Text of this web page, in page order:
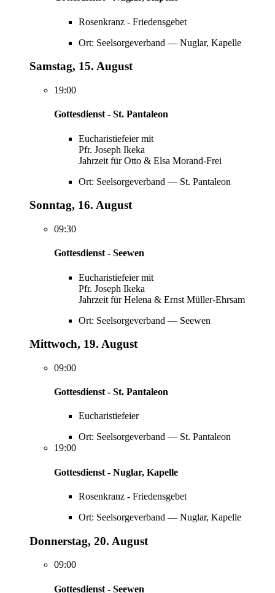
Rosenkranz - Friedensgebet
Ort: Seelsorgeverband — Nuglar, Kapelle
Samstag, 15. August
19:00
Gottesdienst - St. Pantaleon
Eucharistiefeier mit
Pfr. Joseph Ikeka
Jahrzeit für Otto & Elsa Morand-Frei
Ort: Seelsorgeverband — St. Pantaleon
Sonntag, 16. August
09:30
Gottesdienst - Seewen
Eucharistiefeier mit
Pfr. Joseph Ikeka
Jahrzeit für Helena & Ernst Müller-Ehrsam
Ort: Seelsorgeverband — Seewen
Mittwoch, 19. August
09:00
Gottesdienst - St. Pantaleon
Eucharistiefeier
Ort: Seelsorgeverband — St. Pantaleon
19:00
Gottesdienst - Nuglar, Kapelle
Rosenkranz - Friedensgebet
Ort: Seelsorgeverband — Nuglar, Kapelle
Donnerstag, 20. August
09:00
Gottesdienst - Seewen